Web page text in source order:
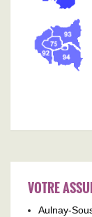
VOTRE
Aulnay-